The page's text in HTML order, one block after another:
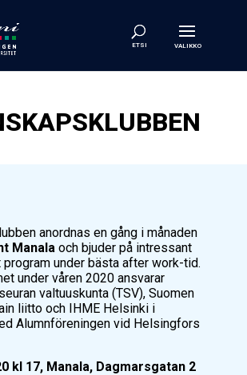
anordnas en gång i månaden
Manalaoch bjuder på intressant
under bästa after work-tid.
under våren 2020 ansvarar
valtuuskunta (TSV), Suomen
liitto och IHME Helsinki i
Alumnföreningen vid Helsingfors
kl 17, Manala, Dagmarsgatan 2